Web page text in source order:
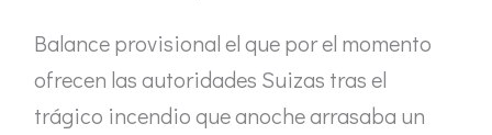
Balance provisional el que por el momento
ofrecen las autoridades Suizas tras el
trágico incendio que anoche arrasaba un